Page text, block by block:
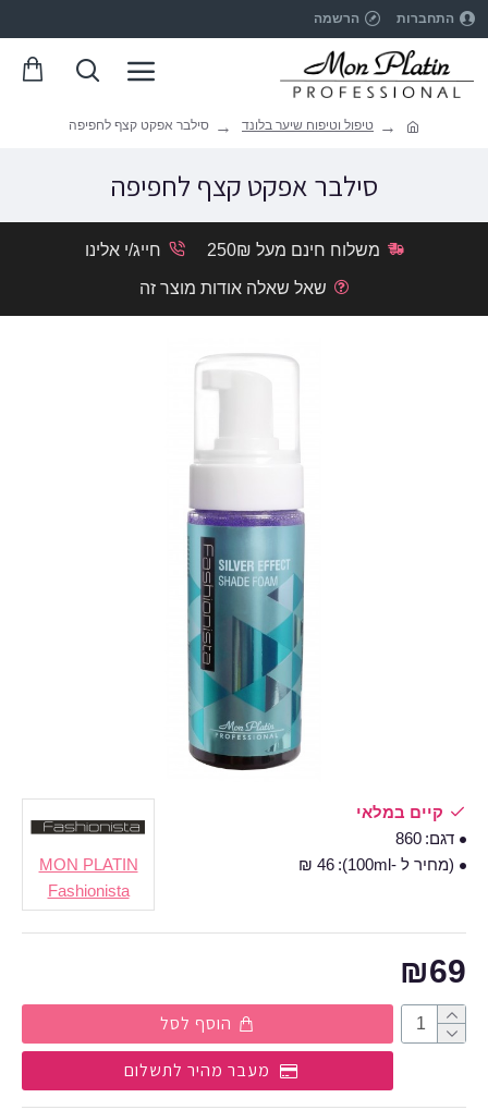
התחברות הרשמה
טיפול וטיפוח שיער בלונד סילבר אפקט קצף לחפיפה
סילבר אפקט קצף לחפיפה
משלוח חינם מעל 250₪ חייג/י אלינו
שאל שאלה אודות מוצר זה
₪69
קיים במלאי
דגם: 860
(מחיר ל -100ml):
46 ₪
MON PLATIN
Fashionista
הוסף לסל
מעבר מהיר לתשלום